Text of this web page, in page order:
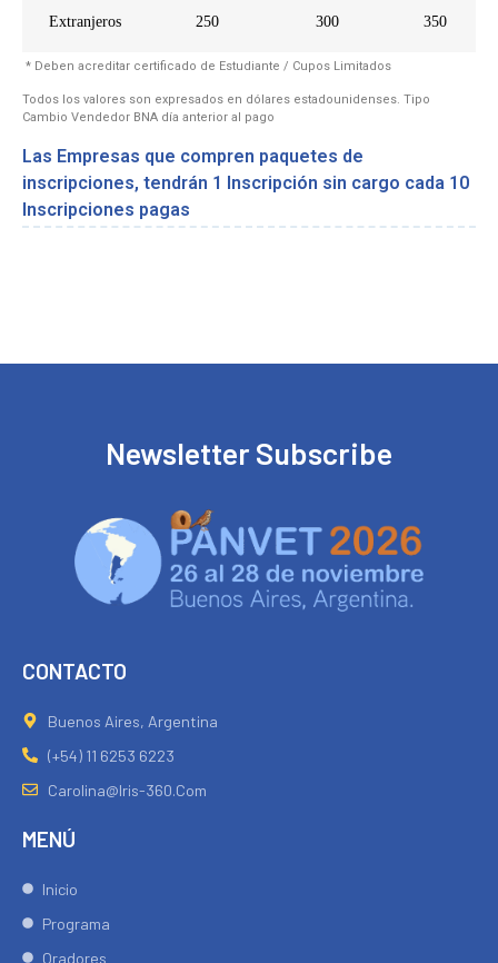
Extranjeros
250
300
350
* Deben acreditar certificado de Estudiante / Cupos Limitados
Todos los valores son expresados en dólares estadounidenses. Tipo
Cambio Vendedor BNA día anterior al pago
Las Empresas que compren paquetes de
inscripciones, tendrán 1 Inscripción sin cargo cada 10
Inscripciones pagas
Newsletter Subscribe
CONTACTO
Buenos Aires, Argentina
(+54) 11 6253 6223
Carolina@iris-360.com
MENÚ
Inicio
Programa
Oradores